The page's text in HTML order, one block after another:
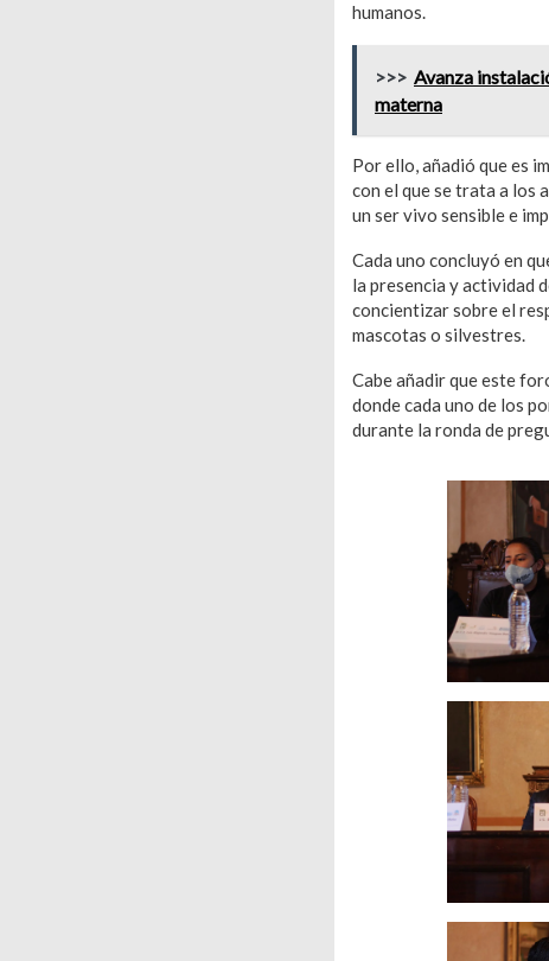
humanos.
>>> Avanza
materna
Por ello, añadió que es
con el que se trata a los
un ser vivo sensible e
Cada uno concluyó en
la presencia y actividad
concientizar sobre el
mascotas o silvestres.
Cabe añadir que este
donde cada uno de los
durante la ronda de